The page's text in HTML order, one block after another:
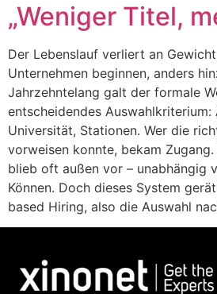
„Weniger Titel,
Der Lebenslauf verliert an
Unternehmen beginnen, anders
Jahrzehntelang galt der formale
entscheidendes Auswahlkriterium:
Universität, Stationen. Wer die
vorweisen konnte, bekam
blieb oft außen vor – unabhängig
Können. Doch dieses System
based Hiring, also die Auswahl